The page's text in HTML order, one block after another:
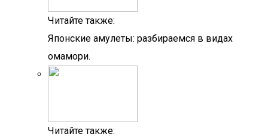
Читайте также:
Японские амулеты: разбираемся в видах
омамори.
Читайте также: